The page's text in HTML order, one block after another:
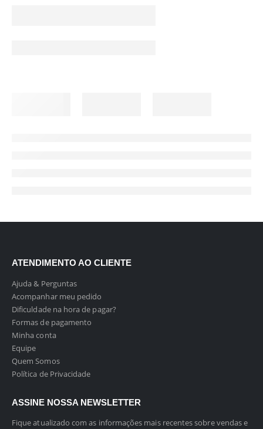
ATENDIMENTO AO CLIENTE
Ajuda & Perguntas
Acompanhar meu pedido
Dificuldade na hora de pagar?
Formas de pagamento
Minha conta
Equipe
Quem Somos
Política de Privacidade
ASSINE NOSSA NEWSLETTER
Fique atualizado com as informações mais recentes sobre vendas e